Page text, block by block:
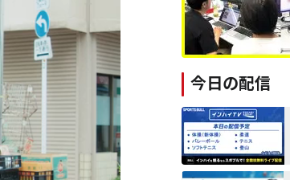
今日の配信